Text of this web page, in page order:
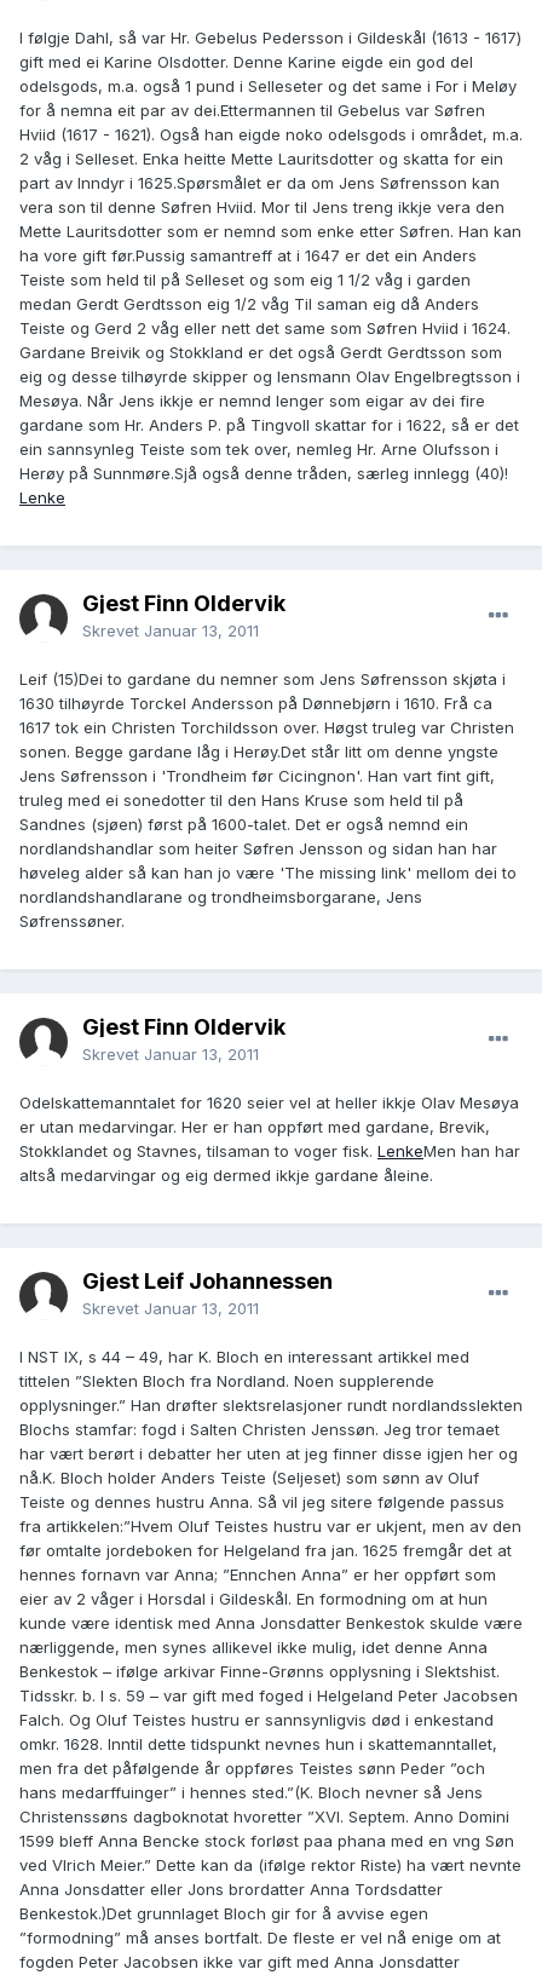
I følgje Dahl, så var Hr. Gebelus Pedersson i Gildeskål (1613 - 1617)
gift med ei Karine Olsdotter. Denne Karine eigde ein god del
odelsgods, m.a. også 1 pund i Selleseter og det same i For i Meløy
for å nemna eit par av dei.Ettermannen til Gebelus var Søfren
Hviid (1617 - 1621). Også han eigde noko odelsgods i området, m.a.
2 våg i Selleset. Enka heitte Mette Lauritsdotter og skatta for ein
part av Inndyr i 1625.Spørsmålet er da om Jens Søfrensson kan
vera son til denne Søfren Hviid. Mor til Jens treng ikkje vera den
Mette Lauritsdotter som er nemnd som enke etter Søfren. Han kan
ha vore gift før.Pussig samantreff at i 1647 er det ein Anders
Teiste som held til på Selleset og som eig 1 1/2 våg i garden
medan Gerdt Gerdtsson eig 1/2 våg Til saman eig då Anders
Teiste og Gerd 2 våg eller nett det same som Søfren Hviid i 1624.
Gardane Breivik og Stokkland er det også Gerdt Gerdtsson som
eig og desse tilhøyrde skipper og lensmann Olav Engelbregtsson i
Mesøya. Når Jens ikkje er nemnd lenger som eigar av dei fire
gardane som Hr. Anders P. på Tingvoll skattar for i 1622, så er det
ein sannsynleg Teiste som tek over, nemleg Hr. Arne Olufsson i
Herøy på Sunnmøre.Sjå også denne tråden, særleg innlegg (40)!
Lenke
Gjest Finn Oldervik
Skrevet Januar 13, 2011
Leif (15)Dei to gardane du nemner som Jens Søfrensson skjøta i
1630 tilhøyrde Torckel Andersson på Dønnebjørn i 1610. Frå ca
1617 tok ein Christen Torchildsson over. Høgst truleg var Christen
sonen. Begge gardane låg i Herøy.Det står litt om denne yngste
Jens Søfrensson i 'Trondheim før Cicingnon'. Han vart fint gift,
truleg med ei sonedotter til den Hans Kruse som held til på
Sandnes (sjøen) først på 1600-talet. Det er også nemnd ein
nordlandshandlar som heiter Søfren Jensson og sidan han har
høveleg alder så kan han jo være 'The missing link' mellom dei to
nordlandshandlarane og trondheimsborgarane, Jens
Søfrenssøner.
Gjest Finn Oldervik
Skrevet Januar 13, 2011
Odelskattemanntalet for 1620 seier vel at heller ikkje Olav Mesøya
er utan medarvingar. Her er han oppført med gardane, Brevik,
Stokklandet og Stavnes, tilsaman to voger fisk. LenkeMen han har
altså medarvingar og eig dermed ikkje gardane åleine.
Gjest Leif Johannessen
Skrevet Januar 13, 2011
I NST IX, s 44 – 49, har K. Bloch en interessant artikkel med
tittelen ”Slekten Bloch fra Nordland. Noen supplerende
opplysninger.” Han drøfter slektsrelasjoner rundt nordlandsslekten
Blochs stamfar: fogd i Salten Christen Jenssøn. Jeg tror temaet
har vært berørt i debatter her uten at jeg finner disse igjen her og
nå.K. Bloch holder Anders Teiste (Seljeset) som sønn av Oluf
Teiste og dennes hustru Anna. Så vil jeg sitere følgende passus
fra artikkelen:”Hvem Oluf Teistes hustru var er ukjent, men av den
før omtalte jordeboken for Helgeland fra jan. 1625 fremgår det at
hennes fornavn var Anna; ”Ennchen Anna” er her oppført som
eier av 2 våger i Horsdal i Gildeskål. En formodning om at hun
kunde være identisk med Anna Jonsdatter Benkestok skulde være
nærliggende, men synes allikevel ikke mulig, idet denne Anna
Benkestok – ifølge arkivar Finne-Grønns opplysning i Slektshist.
Tidsskr. b. I s. 59 – var gift med foged i Helgeland Peter Jacobsen
Falch. Og Oluf Teistes hustru er sannsynligvis død i enkestand
omkr. 1628. Inntil dette tidspunkt nevnes hun i skattemanntallet,
men fra det påfølgende år oppføres Teistes sønn Peder ”och
hans medarffuinger” i hennes sted.”(K. Bloch nevner så Jens
Christenssøns dagboknotat hvoretter ”XVI. Septem. Anno Domini
1599 bleff Anna Bencke stock forløst paa phana med en vng Søn
ved Vlrich Meier.” Dette kan da (ifølge rektor Riste) ha vært nevnte
Anna Jonsdatter eller Jons brordatter Anna Tordsdatter
Benkestok.)Det grunnlaget Bloch gir for å avvise egen
”formodning” må anses bortfalt. De fleste er vel nå enige om at
fogden Peter Jacobsen ikke var gift med Anna Jonsdatter